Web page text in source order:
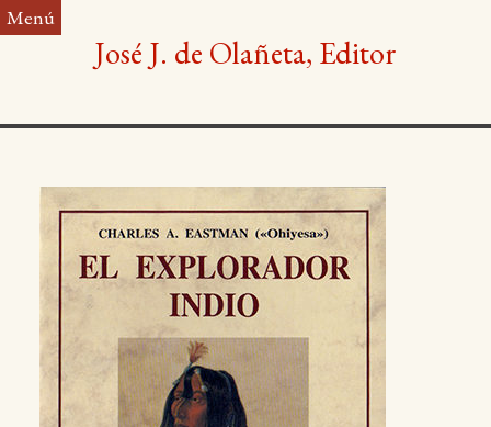
Saltar
al
José J. de Olañeta, Editor
Menú